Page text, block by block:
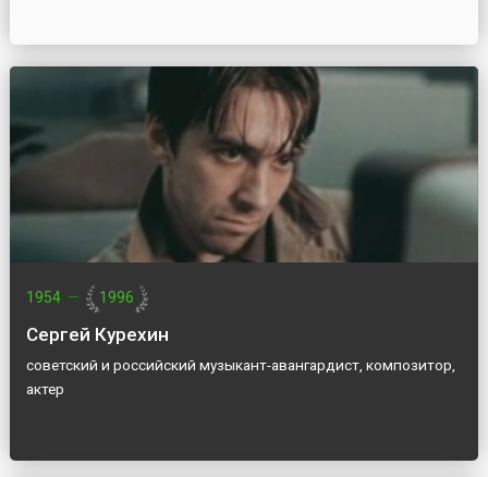
1954 — 1996
Сергей Курехин
советский и российский музыкант-авангардист, композитор,
актер